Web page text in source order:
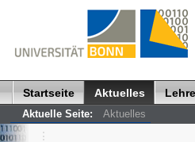
Startseite Aktuelles Lehre
Aktuelle Seite: Aktuelles